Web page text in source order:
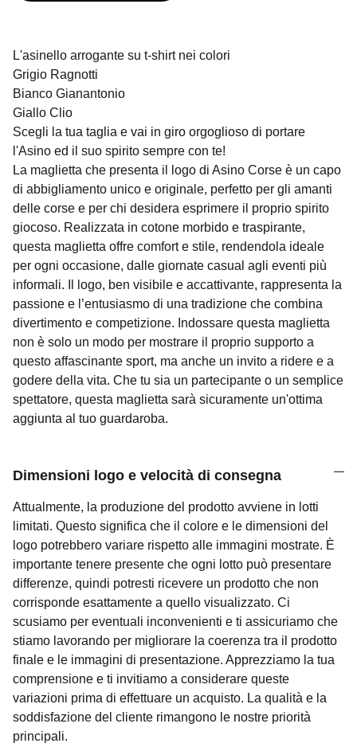
L'asinello arrogante su t-shirt nei colori
Grigio Ragnotti
Bianco Gianantonio
Giallo Clio
Scegli la tua taglia e vai in giro orgoglioso di portare
l'Asino ed il suo spirito sempre con te!
La maglietta che presenta il logo di Asino Corse è un capo
di abbigliamento unico e originale, perfetto per gli amanti
delle corse e per chi desidera esprimere il proprio spirito
giocoso. Realizzata in cotone morbido e traspirante,
questa maglietta offre comfort e stile, rendendola ideale
per ogni occasione, dalle giornate casual agli eventi più
informali. Il logo, ben visibile e accattivante, rappresenta la
passione e l’entusiasmo di una tradizione che combina
divertimento e competizione. Indossare questa maglietta
non è solo un modo per mostrare il proprio supporto a
questo affascinante sport, ma anche un invito a ridere e a
godere della vita. Che tu sia un partecipante o un semplice
spettatore, questa maglietta sarà sicuramente un'ottima
aggiunta al tuo guardaroba.
Dimensioni logo e velocità di consegna
Attualmente, la produzione del prodotto avviene in lotti
limitati. Questo significa che il colore e le dimensioni del
logo potrebbero variare rispetto alle immagini mostrate. È
importante tenere presente che ogni lotto può presentare
differenze, quindi potresti ricevere un prodotto che non
corrisponde esattamente a quello visualizzato. Ci
scusiamo per eventuali inconvenienti e ti assicuriamo che
stiamo lavorando per migliorare la coerenza tra il prodotto
finale e le immagini di presentazione. Apprezziamo la tua
comprensione e ti invitiamo a considerare queste
variazioni prima di effettuare un acquisto. La qualità e la
soddisfazione del cliente rimangono le nostre priorità
principali.